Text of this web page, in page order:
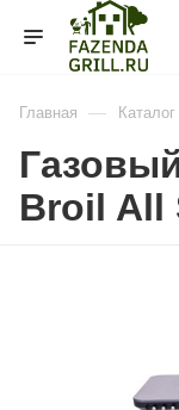
Главная — Каталог
Broil All